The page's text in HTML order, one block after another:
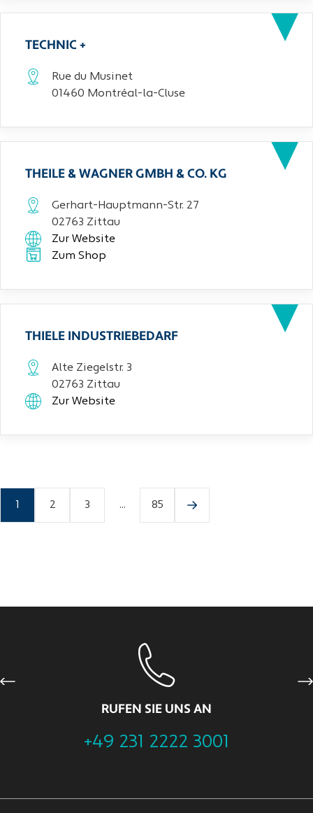
TECHNIC +
Rue du Musinet
01460 Montréal-la-Cluse
THEILE & WAGNER GMBH & CO. KG
Gerhart-Hauptmann-Str. 27
02763 Zittau
Zur Website
Zum Shop
THIELE INDUSTRIEBEDARF
Alte Ziegelstr. 3
02763 Zittau
Zur Website
2 3 ... 85
RUFEN SIE UNS AN
+49 231 2222 3001
Previous